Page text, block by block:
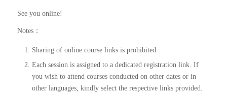
See you online!
Notes：
Sharing of online course links is prohibited.
Each session is assigned to a dedicated registration link. If
you wish to attend courses conducted on other dates or in
other languages, kindly select the respective links provided.